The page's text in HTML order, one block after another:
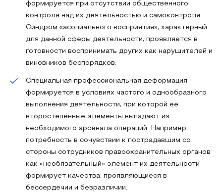
формируется при отсутствии общественного
контроля над их деятельностью и самоконтроля.
Синдром «асоциального восприятия», характерный
для данной сферы деятельности, проявляется в
готовности воспринимать других как нарушителей и
виновников беспорядков.
Специальная профессиональная деформация
формируется в условиях частого и однообразного
выполнения деятельности, при которой ее
второстепенные элементы выпадают из
необходимого арсенала операций. Например,
потребность в сочувствии к пострадавшим со
стороны сотрудников правоохранительных органов
как «необязательный» элемент их деятельности
формирует качества, проявляющиеся в
бессердечии и безразличии.